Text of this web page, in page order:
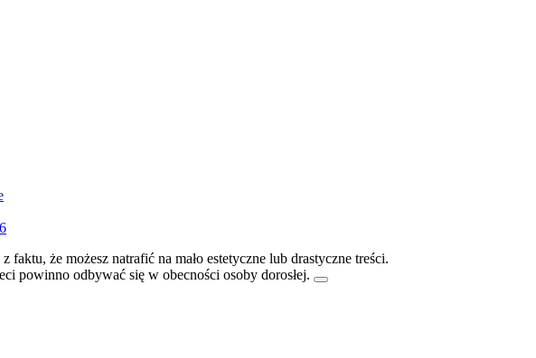
że możesz natrafić na mało estetyczne lub drastyczne treści.
powinno odbywać się w obecności osoby dorosłej.